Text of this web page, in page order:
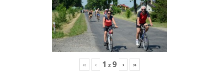
« ‹ 1 z9 › »